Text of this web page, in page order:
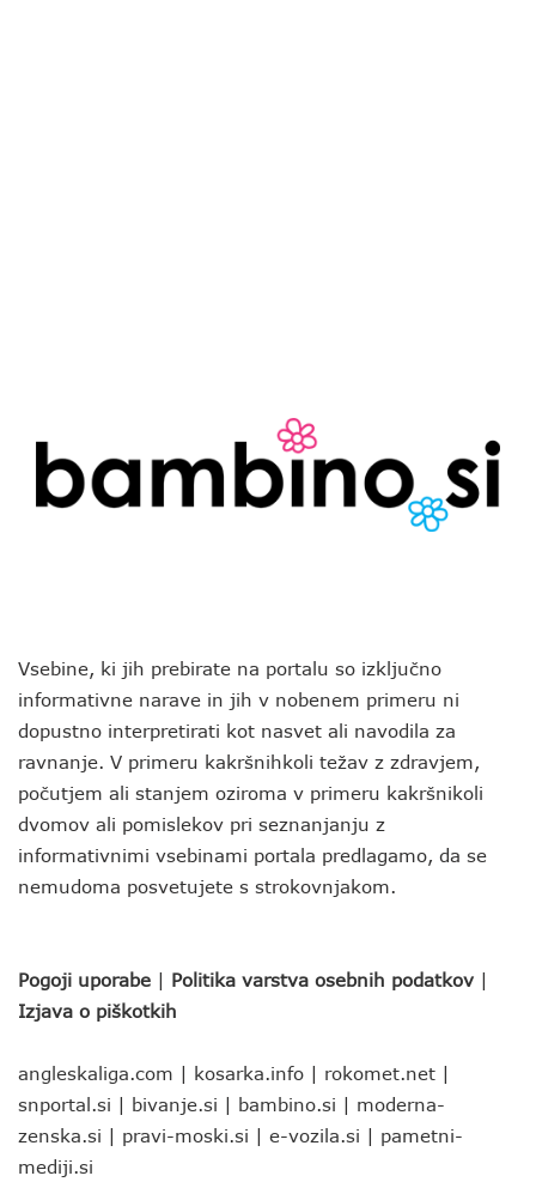
Vsebine, ki jih prebirate na portalu so izključno
informativne narave in jih v nobenem primeru ni
dopustno interpretirati kot nasvet ali navodila za
ravnanje. V primeru kakršnihkoli težav z zdravjem,
počutjem ali stanjem oziroma v primeru kakršnikoli
dvomov ali pomislekov pri seznanjanju z
informativnimi vsebinami portala predlagamo, da se
nemudoma posvetujete s strokovnjakom.
Pogoji uporabe | Politika varstva osebnih podatkov |
Izjava o piškotkih
angleskaliga.com | kosarka.info | rokomet.net |
snportal.si | bivanje.si | bambino.si | moderna-
zenska.si | pravi-moski.si | e-vozila.si | pametni-
mediji.si